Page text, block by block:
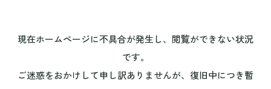
現在ホームページに不具合が発生し、閲覧ができない状況
です。
ご迷惑をおかけして申し訳ありませんが、復旧中につき暫